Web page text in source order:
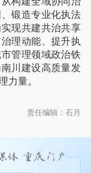
锻造专业化执法
现共建共治共享
理动能、提升执
管理领域政治铁
川建设高质量发
力量。
责任编辑：石月